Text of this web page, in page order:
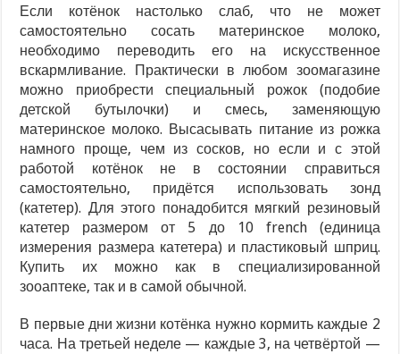
Если котёнок настолько слаб, что не может
самостоятельно сосать материнское молоко,
необходимо переводить его на искусственное
вскармливание. Практически в любом зоомагазине
можно приобрести специальный рожок (подобие
детской бутылочки) и смесь, заменяющую
материнское молоко. Высасывать питание из рожка
намного проще, чем из сосков, но если и с этой
работой котёнок не в состоянии справиться
самостоятельно, придётся использовать зонд
(катетер). Для этого понадобится мягкий резиновый
катетер размером от 5 до 10 french (единица
измерения размера катетера) и пластиковый шприц.
Купить их можно как в специализированной
зооаптеке, так и в самой обычной.
В первые дни жизни котёнка нужно кормить каждые 2
часа. На третьей неделе — каждые 3, на четвёртой —